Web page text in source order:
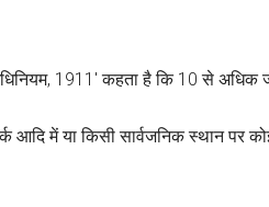
1911′ कहता है कि 10 से
आदि में या किसी सार्वजनिक स्थान